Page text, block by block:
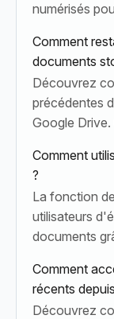
numérisés
Comment
documents
Découvrez
précédentes
Google
documents.
Comment
?
La fonction
utilisateurs
documents
Comment
récents
Découvrez